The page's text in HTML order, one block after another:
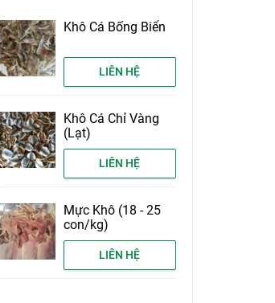
Khô Cá Bống Biển
LIÊN HỆ
Khô Cá Chỉ Vàng
(Lạt)
LIÊN HỆ
Mực Khô (18 - 25
con/kg)
LIÊN HỆ